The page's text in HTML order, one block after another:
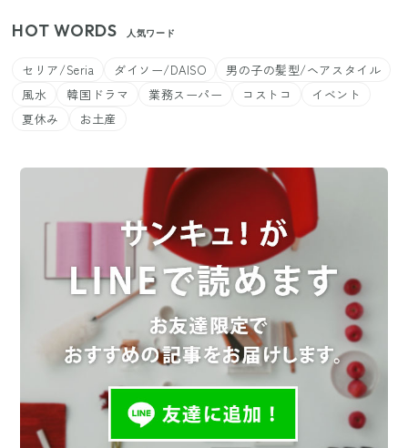
HOT WORDS 人気ワード
セリア/Seria ダイソー/DAISO
男の子の髪型/ヘアスタイル
風水
韓国ドラマ 業務スーパー コストコ
イベント
夏休み
お土産